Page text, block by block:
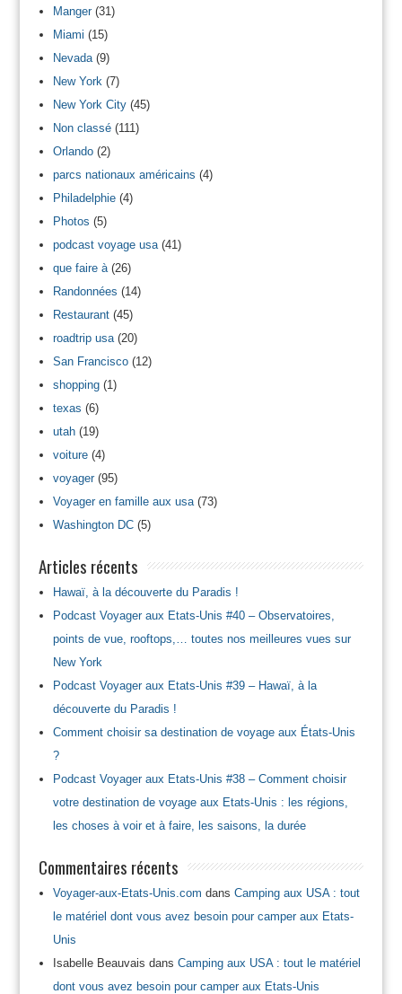
Manger(31)
Miami (15)
Nevada(9)
New York (7)
New York City(45)
Non classé(111)
Orlando(2)
parcs nationaux américains (4)
Philadelphie(4)
Photos (5)
podcast voyage usa(41)
que faire à(26)
Randonnées (14)
Restaurant(45)
roadtrip usa(20)
San Francisco(12)
shopping(1)
texas (6)
utah(19)
voiture(4)
voyager(95)
Voyager en famille aux usa(73)
Washington DC(5)
Articles récents
Hawaï, à la découverte du Paradis !
Podcast Voyager aux Etats-Unis #40 – Observatoires,
points de vue, rooftops,… toutes nos meilleures vues sur
New York
Podcast Voyager aux Etats-Unis #39 – Hawaï, à la
découverte du Paradis !
Comment choisir sa destination de voyage aux États-Unis
?
Podcast Voyager aux Etats-Unis #38 – Comment choisir
votre destination de voyage aux Etats-Unis : les régions,
les choses à voir et à faire, les saisons, la durée
Commentaires récents
Voyager-aux-Etats-Unis.com dans Camping aux USA : tout
le matériel dont vous avez besoin pour camper aux Etats-
Unis
Isabelle Beauvais dans Camping aux USA : tout le matériel
dont vous avez besoin pour camper aux Etats-Unis